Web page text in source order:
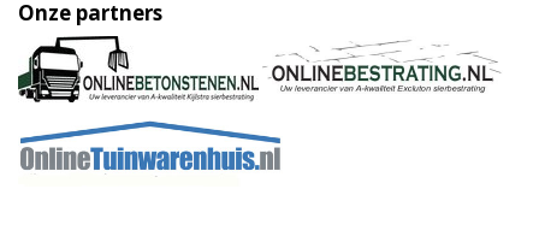
Onze partners